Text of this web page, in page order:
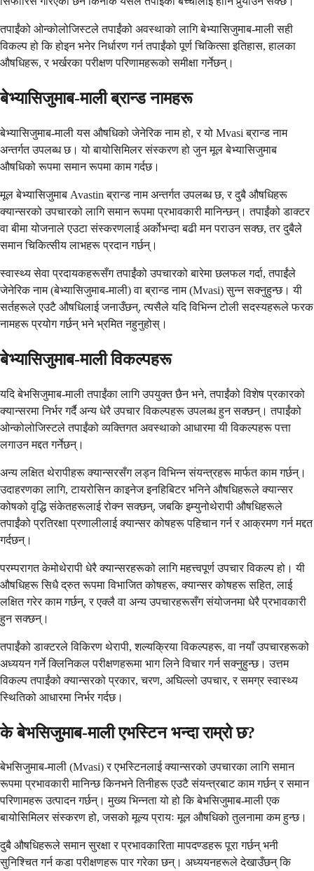
तपाईंको ओन्कोलोजिस्टले तपाईंको अवस्थाको लागि बेभ्यासिजुमाब-माली सही
विकल्प हो कि होइन भनेर निर्धारण गर्न तपाईंको पूर्ण चिकित्सा इतिहास, हालका
औषधिहरू, र भर्खरका परीक्षण परिणामहरूको समीक्षा गर्नेछन्।
बेभ्यासिजुमाब-माली ब्रान्ड नामहरू
बेभ्यासिजुमाब-माली यस औषधिको जेनेरिक नाम हो, र यो Mvasi ब्रान्ड नाम
अन्तर्गत उपलब्ध छ। यो बायोसिमिलर संस्करण हो जुन मूल बेभ्यासिजुमाब
औषधिको रूपमा समान रूपमा काम गर्दछ।
मूल बेभ्यासिजुमाब Avastin ब्रान्ड नाम अन्तर्गत उपलब्ध छ, र दुबै औषधिहरू
क्यान्सरको उपचारको लागि समान रूपमा प्रभावकारी मानिन्छन्। तपाईंको डाक्टर
वा बीमा योजनाले एउटा संस्करणलाई अर्कोभन्दा बढी मन पराउन सक्छ, तर दुबैले
समान चिकित्सीय लाभहरू प्रदान गर्छन्।
स्वास्थ्य सेवा प्रदायकहरूसँग तपाईंको उपचारको बारेमा छलफल गर्दा, तपाईंले
जेनेरिक नाम (बेभ्यासिजुमाब-माली) वा ब्रान्ड नाम (Mvasi) सुन्न सक्नुहुन्छ। यी
सर्तहरूले एउटै औषधिलाई जनाउँछन्, त्यसैले यदि विभिन्न टोली सदस्यहरूले फरक
नामहरू प्रयोग गर्छन् भने भ्रमित नहुनुहोस्।
बेभ्यासिजुमाब-माली विकल्पहरू
यदि बेभसिजुमाब-माली तपाईंका लागि उपयुक्त छैन भने, तपाईंको विशेष प्रकारको
क्यान्सरमा निर्भर गर्दै अन्य धेरै उपचार विकल्पहरू उपलब्ध हुन सक्छन्। तपाईंको
ओन्कोलोजिस्टले तपाईंको व्यक्तिगत अवस्थाको आधारमा यी विकल्पहरू पत्ता
लगाउन मद्दत गर्नेछन्।
अन्य लक्षित थेरापीहरू क्यान्सरसँग लड्न विभिन्न संयन्त्रहरू मार्फत काम गर्छन्।
उदाहरणका लागि, टायरोसिन काइनेज इनहिबिटर भनिने औषधिहरूले क्यान्सर
कोषको वृद्धि संकेतहरूलाई रोक्न सक्छन्, जबकि इम्युनोथेरापी औषधिहरूले
तपाईंको प्रतिरक्षा प्रणालीलाई क्यान्सर कोषहरू पहिचान गर्न र आक्रमण गर्न मद्दत
गर्दछन्।
परम्परागत केमोथेरापी धेरै क्यान्सरहरूको लागि महत्त्वपूर्ण उपचार विकल्प हो। यी
औषधिहरू सिधै द्रुत रूपमा विभाजित कोषहरू, क्यान्सर कोषहरू सहित, लाई
लक्षित गरेर काम गर्छन्, र एक्लै वा अन्य उपचारहरूसँग संयोजनमा धेरै प्रभावकारी
हुन सक्छन्।
तपाईंको डाक्टरले विकिरण थेरापी, शल्यक्रिया विकल्पहरू, वा नयाँ उपचारहरूको
अध्ययन गर्ने क्लिनिकल परीक्षणहरूमा भाग लिने विचार गर्न सक्नुहुन्छ। उत्तम
विकल्प तपाईंको क्यान्सरको प्रकार, चरण, अघिल्लो उपचार, र समग्र स्वास्थ्य
स्थितिको आधारमा निर्भर गर्दछ।
के बेभसिजुमाब-माली एभस्टिन भन्दा राम्रो छ?
बेभसिजुमाब-माली (Mvasi) र एभस्टिनलाई क्यान्सरको उपचारका लागि समान
रूपमा प्रभावकारी मानिन्छ किनभने तिनीहरू एउटै संयन्त्रबाट काम गर्छन् र समान
परिणामहरू उत्पादन गर्छन्। मुख्य भिन्नता यो हो कि बेभसिजुमाब-माली एक
बायोसिमिलर संस्करण हो, जसको मूल्य प्रायः मूल औषधिको तुलनामा कम हुन्छ।
दुबै औषधिहरूले समान सुरक्षा र प्रभावकारिता मापदण्डहरू पूरा गर्छन् भनी
सुनिश्चित गर्न कडा परीक्षणहरू पार गरेका छन्। अध्ययनहरूले देखाउँछन् कि